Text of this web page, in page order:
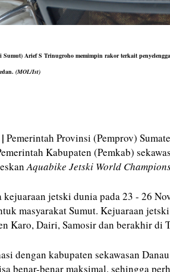
Sumut) Arief S Trinugroho memimpin rakor terkait
(MOL/Ist)
Pemerintah Provinsi (Pemprov)
Kabupaten (Pemkab)
Aquabike Jetski World
kejuaraan jetski dunia pada 23 - 26
masyarakat Sumut. Kejuaraan
Karo, Dairi, Samosir dan berakhir di
dengan kabupaten sekawasan
benar-benar maksimal, sehingga